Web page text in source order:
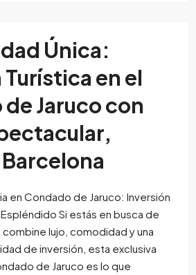
Única:
en el
Jaruco con
en Condado de Jaruco: Inversión
Si estás en busca de
lujo, comodidad y una
de inversión, esta exclusiva
de Jaruco es lo que